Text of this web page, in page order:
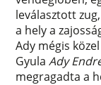
leválasztott
a hely a
Ady mégis
GyulaAdy
megragadta a